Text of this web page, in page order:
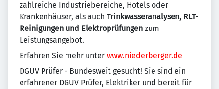
zahlreiche Industriebereiche, Hotels oder
Krankenhäuser, als auch Trinkwasseranalysen, RLT-
Reinigungen und Elektroprüfungen zum
Leistungsangebot.
Erfahren Sie mehr unter www.niederberger.de
DGUV Prüfer - Bundesweit gesucht! Sie sind ein
erfahrener DGUV Prüfer, Elektriker und bereit für